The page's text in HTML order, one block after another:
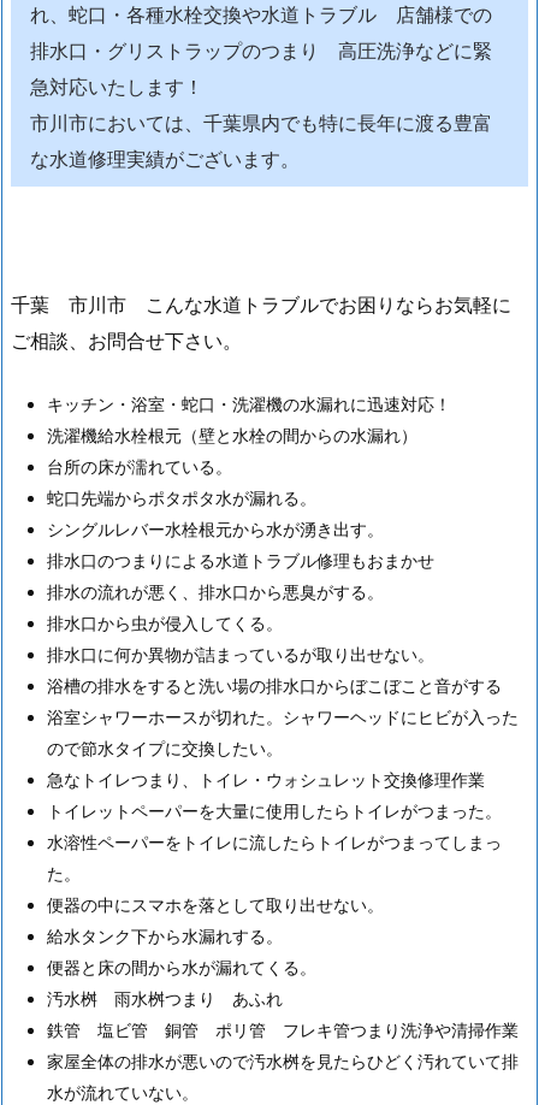
レ
つ
ま
り
水
漏
蛇
口
換
水
道
ト
ラ
ブ
ル
サ
ー
ビ
ス
の
受
付
1.
1.
千
葉
市
川
ト
イ
レ
れ、蛇口・各種水栓交換や水道トラブル 店舗様での
排水口・グリストラップのつまり 高圧洗浄などに緊
急対応いたします！
市川市においては、千葉県内でも特に長年に渡る豊富
な水道修理実績がございます。
千葉 市川市 こんな水道トラブルでお困りならお気軽に
ご相談、お問合せ下さい。
キッチン・浴室・蛇口・洗濯機の水漏れに迅速対応！
洗濯機給水栓根元（壁と水栓の間からの水漏れ）
台所の床が濡れている。
蛇口先端からポタポタ水が漏れる。
シングルレバー水栓根元から水が湧き出す。
排水口のつまりによる水道トラブル修理もおまかせ
排水の流れが悪く、排水口から悪臭がする。
排水口から虫が侵入してくる。
排水口に何か異物が詰まっているが取り出せない。
浴槽の排水をすると洗い場の排水口からぼこぼこと音がする
浴室シャワーホースが切れた。シャワーヘッドにヒビが入った
ので節水タイプに交換したい。
急なトイレつまり、トイレ・ウォシュレット交換修理作業
トイレットペーパーを大量に使用したらトイレがつまった。
水溶性ペーパーをトイレに流したらトイレがつまってしまっ
た。
便器の中にスマホを落として取り出せない。
給水タンク下から水漏れする。
便器と床の間から水が漏れてくる。
汚水桝 雨水桝つまり あふれ
鉄管 塩ビ管 銅管 ポリ管 フレキ管つまり洗浄や清掃作業
家屋全体の排水が悪いので汚水桝を見たらひどく汚れていて排
水が流れていない。